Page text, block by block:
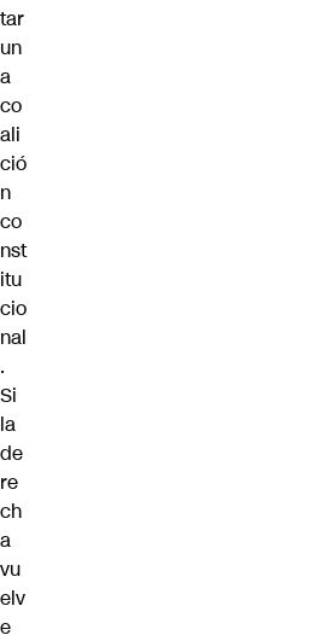
tar
un
a
co
ali
ció
n
co
nst
itu
cio
nal
.
Si
la
de
re
ch
a
vu
elv
e